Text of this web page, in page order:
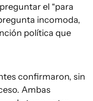
el “para
incomoda,
política que
confirmaron, sin
Ambas